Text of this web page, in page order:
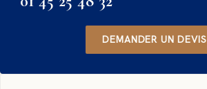
DEMANDER UN DEVIS